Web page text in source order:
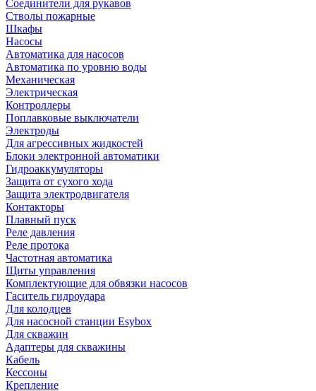
Соединители для рукавов
Стволы пожарные
Шкафы
Насосы
Автоматика для насосов
Автоматика по уровню воды
Механическая
Электрическая
Контроллеры
Поплавковые выключатели
Электроды
Для агрессивных жидкостей
Блоки электронной автоматики
Гидроаккумуляторы
Защита от сухого хода
Защита электродвигателя
Контакторы
Плавный пуск
Реле давления
Реле протока
Частотная автоматика
Щиты управления
Комплектующие для обвязки насосов
Гаситель гидроудара
Для колодцев
Для насосной станции Esybox
Для скважин
Адаптеры для скважины
Кабель
Кессоны
Крепление